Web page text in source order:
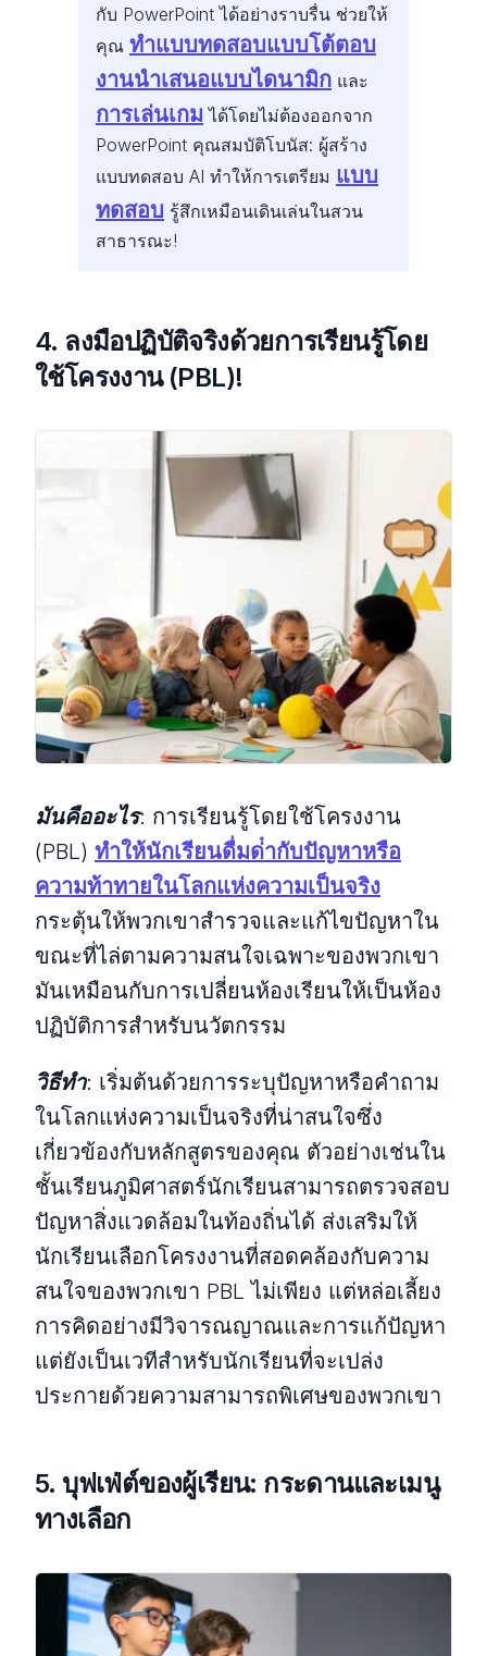
กับ PowerPoint ได้อย่างราบรื่น ช่วยให้
คุณ ทําแบบทดสอบแบบโต้ตอบ
งานนําเสนอแบบไดนามิก และ
การเล่นเกม ได้โดยไม่ต้องออกจาก
PowerPoint คุณสมบัติโบนัส: ผู้สร้าง
แบบทดสอบ AI ทําให้การเตรียม แบบ
ทดสอบ รู้สึกเหมือนเดินเล่นในสวน
สาธารณะ!
4. ลงมือปฏิบัติจริงด้วยการเรียนรู้โดย
ใช้โครงงาน (PBL)!
มันคืออะไร: การเรียนรู้โดยใช้โครงงาน
(PBL) ทําให้นักเรียนดื่มด่ํากับปัญหาหรือ
ความท้าทายในโลกแห่งความเป็นจริง
กระตุ้นให้พวกเขาสํารวจและแก้ไขปัญหาใน
ขณะที่ไล่ตามความสนใจเฉพาะของพวกเขา
มันเหมือนกับการเปลี่ยนห้องเรียนให้เป็นห้อง
ปฏิบัติการสําหรับนวัตกรรม
วิธีทํา: เริ่มต้นด้วยการระบุปัญหาหรือคําถาม
ในโลกแห่งความเป็นจริงที่น่าสนใจซึ่ง
เกี่ยวข้องกับหลักสูตรของคุณ ตัวอย่างเช่นใน
ชั้นเรียนภูมิศาสตร์นักเรียนสามารถตรวจสอบ
ปัญหาสิ่งแวดล้อมในท้องถิ่นได้ ส่งเสริมให้
นักเรียนเลือกโครงงานที่สอดคล้องกับความ
สนใจของพวกเขา PBL ไม่เพียง แต่หล่อเลี้ยง
การคิดอย่างมีวิจารณญาณและการแก้ปัญหา
แต่ยังเป็นเวทีสําหรับนักเรียนที่จะเปล่ง
ประกายด้วยความสามารถพิเศษของพวกเขา
5. บุฟเฟ่ต์ของผู้เรียน: กระดานและเมนู
ทางเลือก